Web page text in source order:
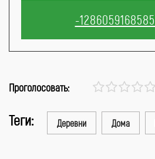
Проголосовать:
Теги: Деревни Дома